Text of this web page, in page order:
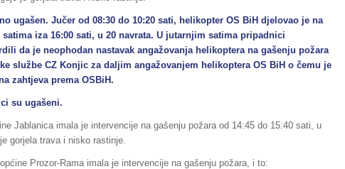
ugašen. Jučer od 08:30 do 10:20 sati, helikopter OS BiH djelovao je na
iza 16:00 sati, u 20 navrata. U jutarnjim satima pripadnici
da je neophodan nastavak angažovanja helikoptera na gašenju požara
službe CZ Konjic za daljim angažovanjem helikoptera OS BiH o čemu je
zahtjeva prema OSBiH.
su ugašeni.
Jablanica imala je intervencije na gašenju požara od 14:45 do 15:40 sati, u
gorjela trava i nisko rastinje.
Prozor-Rama imala je intervencije na gašenju požara, i to: